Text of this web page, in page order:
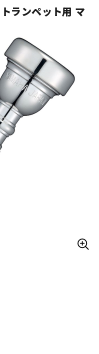
アコギ/エレアコ
ウクレレ
パーカッション
ランペット用 マ